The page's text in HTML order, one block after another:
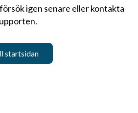
igen senare eller kontakta
startsidan